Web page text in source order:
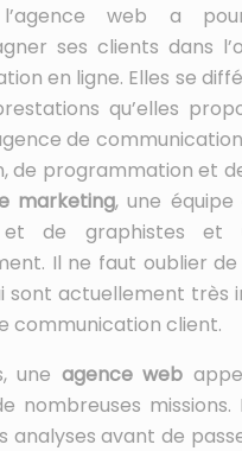
web a
ses clients dans
en ligne. Elles se
qu’elles
de
de programmation et
marketing, une
et de graphistes et
Il ne faut oublier
sont actuellement très
communication client.
une agence web
nombreuses
analyses avant de